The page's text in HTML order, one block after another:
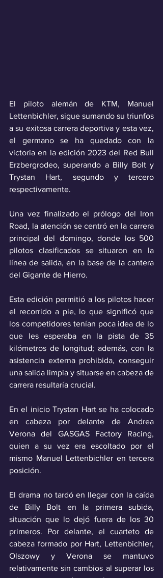
El piloto alemán de KTM, Manuel
Lettenbichler, sigue sumando su triunfos
a su exitosa carrera deportiva y esta vez,
el germano se ha quedado con la
victoria en la edición 2023 del Red Bull
Erzbergrodeo, superando a Billy Bolt y
Trystan Hart, segundo y tercero
respectivamente.
Una vez finalizado el prólogo del Iron
Road, la atención se centró en la carrera
principal del domingo, donde los 500
pilotos clasificados se situaron en la
línea de salida, en la base de la cantera
del Gigante de Hierro.
Esta edición permitió a los pilotos hacer
el recorrido a pie, lo que significó que
los competidores tenían poca idea de lo
que les esperaba en la pista de 35
kilómetros de longitud; además, con la
asistencia externa prohibida, conseguir
una salida limpia y situarse en cabeza de
carrera resultaría crucial.
En el inicio Trystan Hart se ha colocado
en cabeza por delante de Andrea
Verona del GASGAS Factory Racing,
quien a su vez era escoltado por el
mismo Manuel Lettenbichler en tercera
posición.
El drama no tardó en llegar con la caída
de Billy Bolt en la primera subida,
situación que lo dejó fuera de los 30
primeros. Por delante, el cuarteto de
cabeza formado por Hart, Lettenbichler,
Olszowy y Verona se mantuvo
relativamente sin cambios al superar los